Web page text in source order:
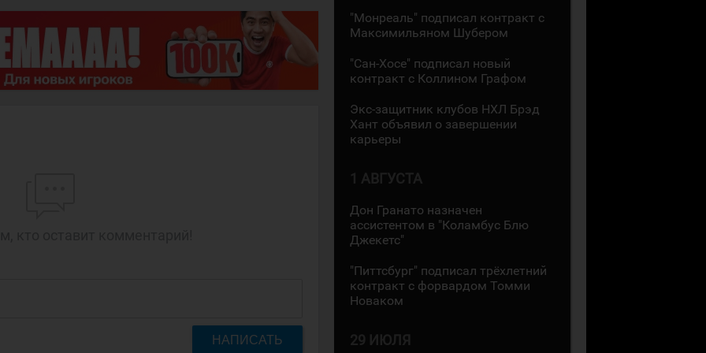
НАПИСАТЬ
"Монреаль" подписал контракт с
Максимильяном Шубером
"Сан-Хосе" подписал новый
контракт с Коллином Графом
Экс-защитник клубов НХЛ Брэд
Хант объявил о завершении
карьеры
1 АВГУСТА
Дон Гранато назначен
ассистентом в "Коламбус Блю
Джекетс"
"Питтсбург" подписал трёхлетний
контракт с форвардом Томми
Новаком
29 ИЮЛЯ